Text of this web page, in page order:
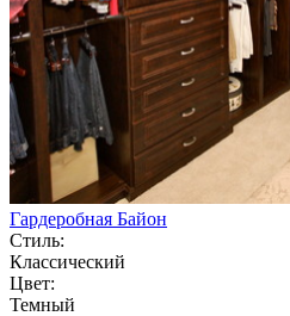
Гардеробная Байон
Стиль:
Классический
Цвет:
Темный